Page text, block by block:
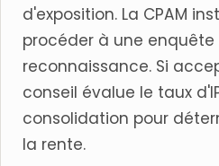
d'exposition. La CPAM
procéder à une
reconnaissance. Si
conseil évalue le taux
consolidation pour
la rente.